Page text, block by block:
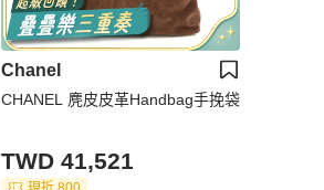
Chanel
CHANEL 麂皮皮革Handbag手挽袋
TWD 41,521